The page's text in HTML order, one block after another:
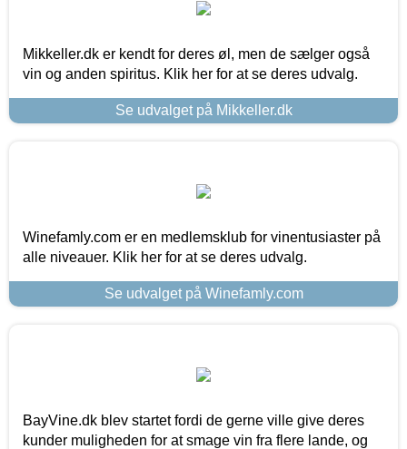
Mikkeller.dk er kendt for deres øl, men de sælger også
vin og anden spiritus. Klik her for at se deres udvalg.
Se udvalget på Mikkeller.dk
Winefamly.com er en medlemsklub for vinentusiaster på
alle niveauer. Klik her for at se deres udvalg.
Se udvalget på Winefamly.com
BayVine.dk blev startet fordi de gerne ville give deres
kunder muligheden for at smage vin fra flere lande, og